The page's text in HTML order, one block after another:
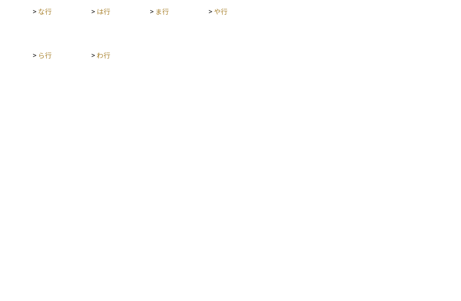
は以下のようなものがあります。 - 生命保険金の
人に借入金などの債務があった場合、その金額を
控除可能 - 葬式費用の控除：通夜・葬儀などにか
> な行 > は行 > ま行 > や行
> ら行 > わ行